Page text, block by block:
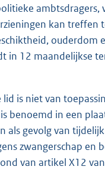
ambtsdragers,
kan treffen
ouderdom
in 12 maandelijkse
lid is niet van
benoemd in een
als gevolg van
zwangerschap en
van artikel X12